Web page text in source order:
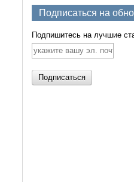
Подписаться на
Подпишитесь на лучшие